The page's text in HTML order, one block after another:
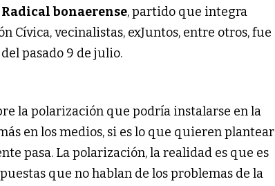
bonaerense, partido que integra
Cívica, vecinalistas, exJuntos, entre otros, fue
pasado 9 de julio.
la polarización que podría instalarse en la
en los medios, si es lo que quieren plantear
pasa. La polarización, la realidad es que es
que no hablan de los problemas de la